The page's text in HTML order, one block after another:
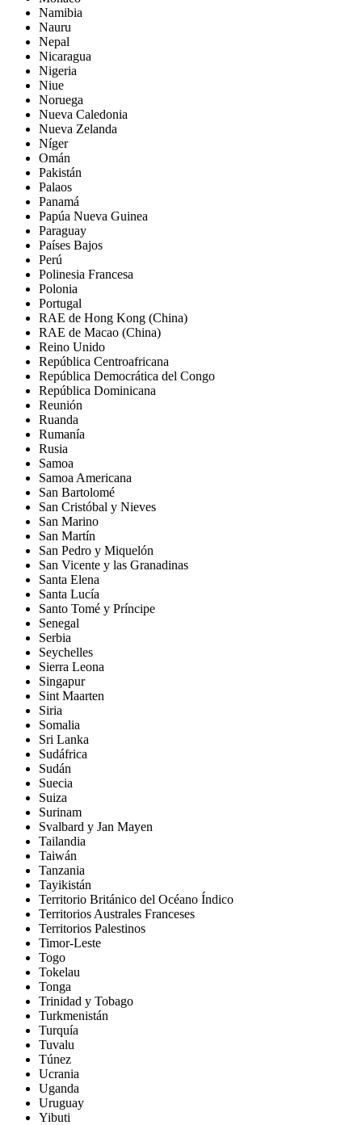
Namibia
Nauru
Nepal
Nicaragua
Nigeria
Niue
Noruega
Nueva Caledonia
Nueva Zelanda
Níger
Omán
Pakistán
Palaos
Panamá
Papúa Nueva Guinea
Paraguay
Países Bajos
Perú
Polinesia Francesa
Polonia
Portugal
RAE de Hong Kong (China)
RAE de Macao (China)
Reino Unido
República Centroafricana
República Democrática del Congo
República Dominicana
Reunión
Ruanda
Rumanía
Rusia
Samoa
Samoa Americana
San Bartolomé
San Cristóbal y Nieves
San Marino
San Martín
San Pedro y Miquelón
San Vicente y las Granadinas
Santa Elena
Santa Lucía
Santo Tomé y Príncipe
Senegal
Serbia
Seychelles
Sierra Leona
Singapur
Sint Maarten
Siria
Somalia
Sri Lanka
Sudáfrica
Sudán
Suecia
Suiza
Surinam
Svalbard y Jan Mayen
Tailandia
Taiwán
Tanzania
Tayikistán
Territorio Británico del Océano Índico
Territorios Australes Franceses
Territorios Palestinos
Timor-Leste
Togo
Tokelau
Tonga
Trinidad y Tobago
Turkmenistán
Turquía
Tuvalu
Túnez
Ucrania
Uganda
Uruguay
Yibuti